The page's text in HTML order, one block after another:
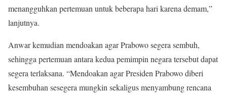
menangguhkan pertemuan untuk beberapa hari karena demam,”
lanjutnya.
Anwar kemudian mendoakan agar Prabowo segera sembuh,
sehingga pertemuan antara kedua pemimpin negara tersebut dapat
segera terlaksana. “Mendoakan agar Presiden Prabowo diberi
kesembuhan sesegera mungkin sekaligus menyambung rencana